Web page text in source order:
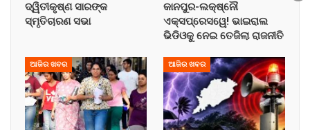
ଦ୍ୱିତୀକୃଷ୍ଣ ସାରଙ୍କ
ସ୍ମୃତିଚାରଣ ସଭା
କାନପୁର-ଲକ୍ଷ୍ନୌ
ଏକ୍ସପ୍ରେସୱେ! ଭାଇରାଲ
ଭିଡିଓକୁ ନେଇ ତେଜିଲା ରାଜନୀତି
ଆଜିର ଖବର ଆଜିର ଖବର